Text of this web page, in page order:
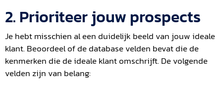
2. Prioriteer jouw prospects
Je hebt misschien al een duidelijk beeld van jouw ideale
klant. Beoordeel of de database velden bevat die de
kenmerken die de ideale klant omschrijft. De volgende
velden zijn van belang: